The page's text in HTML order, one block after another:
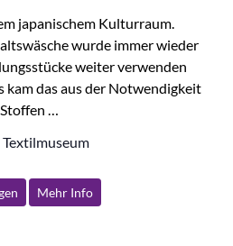
japanischem Kulturraum.
wurde immer wieder
weiter verwenden
kam das aus der Notwendigkeit
…
Textilmuseum
Mehr Info